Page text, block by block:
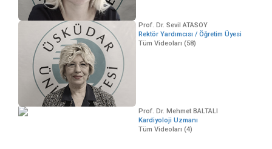
Prof. Dr. Sevil ATASOY
Rektör Yardımcısı / Öğretim Üyesi
Tüm Videoları (58)
Prof. Dr. Mehmet BALTALI
Kardiyoloji Uzmanı
Tüm Videoları (4)